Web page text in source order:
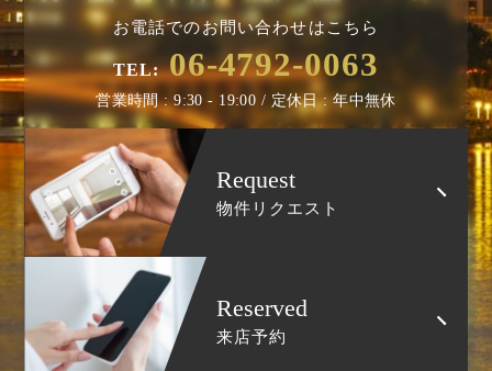
お電話でのお問い合わせはこちら
TEL: 06-4792-0063
営業時間 : 9:30 - 19:00 / 定休日 : 年中無休
Request
物件リクエスト
Reserved
来店予約